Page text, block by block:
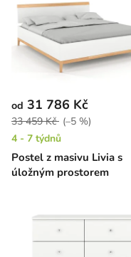
Postel z masivu Livia s
úložným prostorem
od 31 786 Kč
33 459 Kč (–5 %)
4 - 7 týdnů